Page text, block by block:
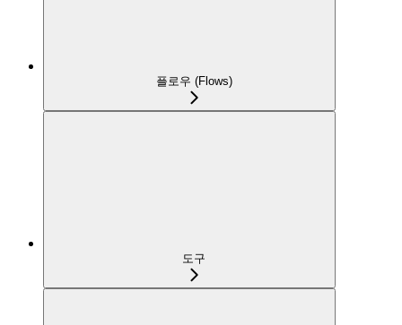
플로우 (Flows)
도구